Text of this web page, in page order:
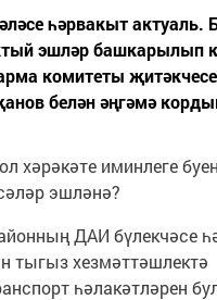
һәрвакыт актуаль.
эшләр башкарылып
комитеты
белән әңгәмә
хәрәкәте иминлеге
эшләнә?
ДАИ бүлекчәсе
тыгыз хезмәттәшлектә
һәлакәтләрен